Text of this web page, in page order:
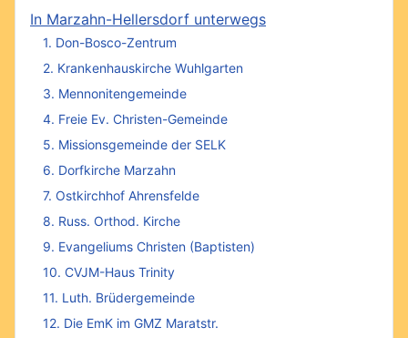
In Marzahn-Hellersdorf unterwegs
1. Don-Bosco-Zentrum
2. Krankenhauskirche Wuhlgarten
3. Mennonitengemeinde
4. Freie Ev. Christen-Gemeinde
5. Missionsgemeinde der SELK
6. Dorfkirche Marzahn
7. Ostkirchhof Ahrensfelde
8. Russ. Orthod. Kirche
9. Evangeliums Christen (Baptisten)
10. CVJM-Haus Trinity
11. Luth. Brüdergemeinde
12. Die EmK im GMZ Maratstr.